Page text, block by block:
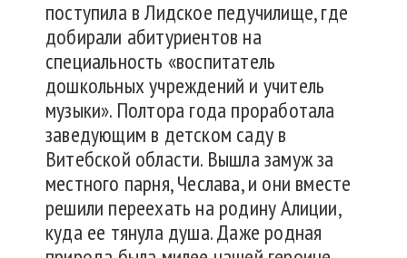
поступила в Лидское педучилище, где
добирали абитуриентов на
специальность «воспитатель
дошкольных учреждений и учитель
музыки». Полтора года проработала
заведующим в детском саду в
Витебской области. Вышла замуж за
местного парня, Чеслава, и они вместе
решили переехать на родину Алиции,
куда ее тянула душа. Даже родная